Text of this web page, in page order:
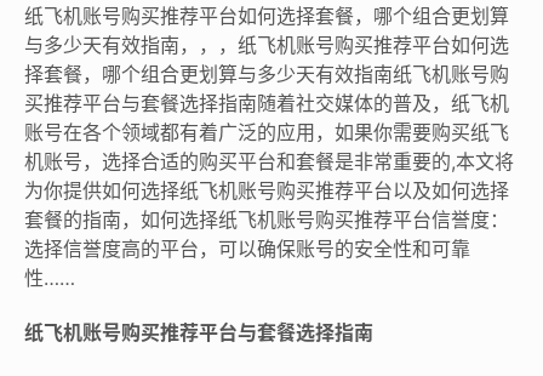
纸飞机账号购买推荐平台如何选择套餐，哪个组合更划算
与多少天有效指南，，，纸飞机账号购买推荐平台如何选
择套餐，哪个组合更划算与多少天有效指南纸飞机账号购
买推荐平台与套餐选择指南随着社交媒体的普及，纸飞机
账号在各个领域都有着广泛的应用，如果你需要购买纸飞
机账号，选择合适的购买平台和套餐是非常重要的,本文将
为你提供如何选择纸飞机账号购买推荐平台以及如何选择
套餐的指南，如何选择纸飞机账号购买推荐平台信誉度：
选择信誉度高的平台，可以确保账号的安全性和可靠
性……
纸飞机账号购买推荐平台与套餐选择指南